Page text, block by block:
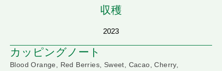
収穫
2023
カッピングノート
Blood Orange, Red Berries, Sweet, Cacao, Cherry,